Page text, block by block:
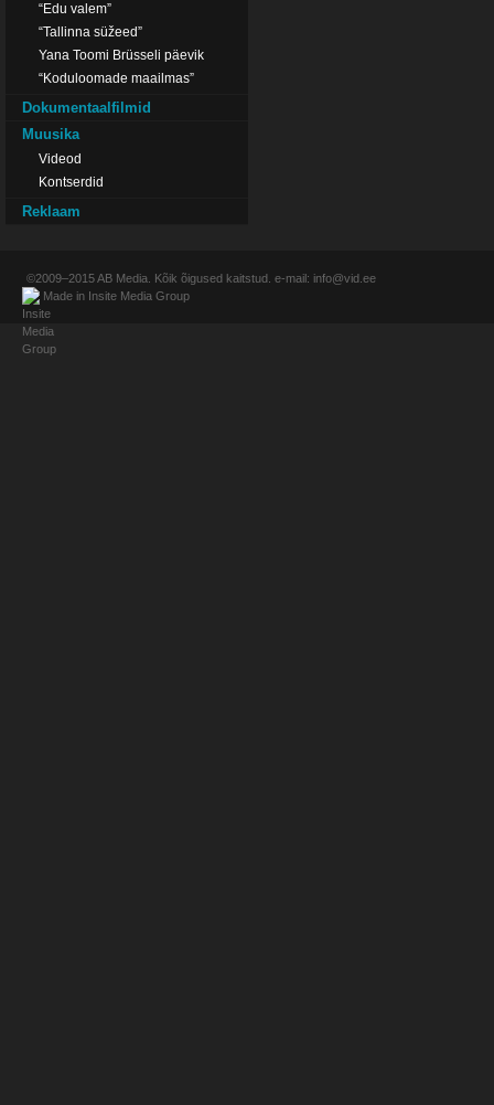
“Edu valem”
“Tallinna süžeed”
Yana Toomi Brüsseli päevik
“Koduloomade maailmas”
Dokumentaalfilmid
Muusika
Videod
Kontserdid
Reklaam
©2009–2015AB Media . Kõik õigused kaitstud. e-mail: info@vid.ee
Made in Insite Media Group